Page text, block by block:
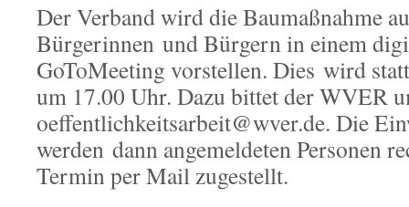
Der Verband wird die Baumaßnahme
Bürgerinnen und Bürgern in einem
GoToMeeting vorstellen. Dies wird
um 17.00 Uhr. Dazu bittet der WVER
oeffentlichkeitsarbeit@wver.de. Die
werden dann angemeldeten Personen
Termin per Mail zugestellt.